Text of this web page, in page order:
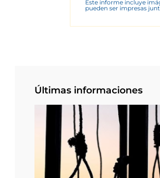
Este informe incluye
pueden ser impresas
Últimas informaciones